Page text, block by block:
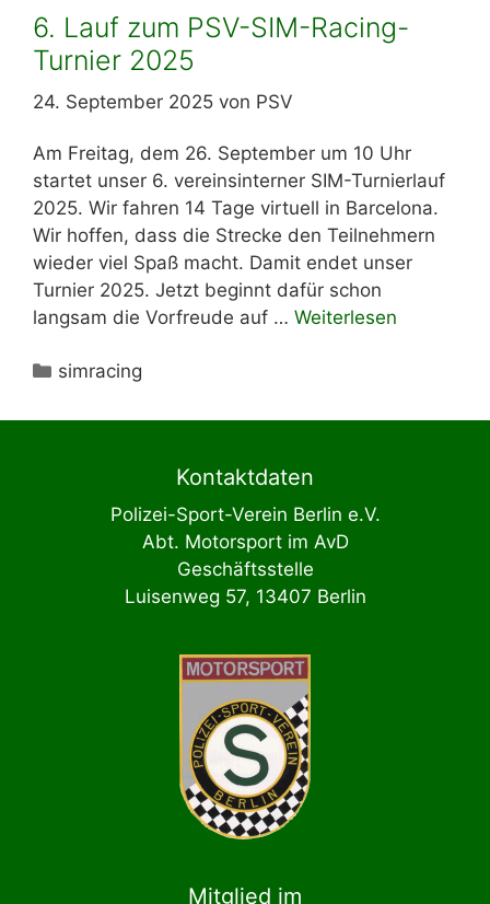
6. Lauf zum PSV-SIM-Racing-
Turnier 2025
24. September 2025 von PSV
Am Freitag, dem 26. September um 10 Uhr
startet unser 6. vereinsinterner SIM-Turnierlauf
2025. Wir fahren 14 Tage virtuell in Barcelona.
Wir hoffen, dass die Strecke den Teilnehmern
wieder viel Spaß macht. Damit endet unser
Turnier 2025. Jetzt beginnt dafür schon
langsam die Vorfreude auf … Weiterlesen
Kategorien
simracing
Kontaktdaten
Polizei-Sport-Verein Berlin e.V.
Abt. Motorsport im AvD
Geschäftsstelle
Luisenweg 57, 13407 Berlin
Mitglied im